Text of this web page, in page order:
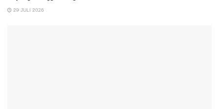
29 JULI 2026